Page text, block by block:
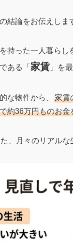
結論をお伝えしま
持った一人暮ら
ある「 家賃 」を
な物件から、
家賃
約36万円ものお
、月々のリアルな